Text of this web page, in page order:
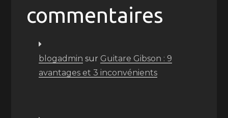
commentaires
blogadmin sur Guitare Gibson : 9
avantages et 3 inconvénients